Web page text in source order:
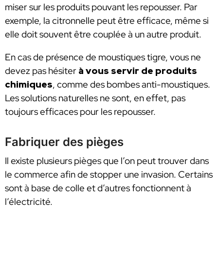
miser sur les produits pouvant les repousser. Par
exemple, la citronnelle peut être efficace, même si
elle doit souvent être couplée à un autre produit.
En cas de présence de moustiques tigre, vous ne
devez pas hésiter à vous servir de produits
chimiques, comme des bombes anti-moustiques.
Les solutions naturelles ne sont, en effet, pas
toujours efficaces pour les repousser.
Fabriquer des pièges
Il existe plusieurs pièges que l’on peut trouver dans
le commerce afin de stopper une invasion. Certains
sont à base de colle et d’autres fonctionnent à
l’électricité.